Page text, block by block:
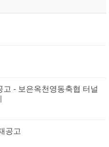
- 보은옥천영동축협 터널
공고